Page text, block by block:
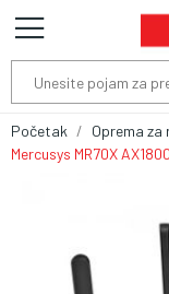
Početak Oprema za
Mercusys MR70X